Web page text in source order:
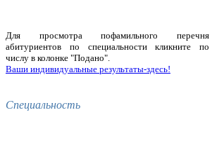
Для просмотра пофамильного перечня
абитуриентов по специальности кликните по
числу в колонке "Подано".
Ваши индивидуальные результаты-здесь!
Специальность